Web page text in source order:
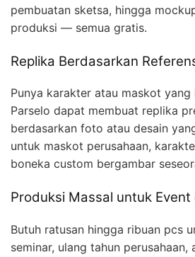
pembuatan sketsa, hingga
produksi — semua gratis.
Replika Berdasarkan
Punya karakter atau maskot
Parselo dapat membuat replika
berdasarkan foto atau desain
untuk maskot perusahaan,
boneka custom bergambar
Produksi Massal untuk
Butuh ratusan hingga ribuan pcs
seminar, ulang tahun perusahaan,